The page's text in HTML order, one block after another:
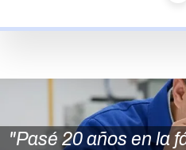
"Pasé 20 años en la